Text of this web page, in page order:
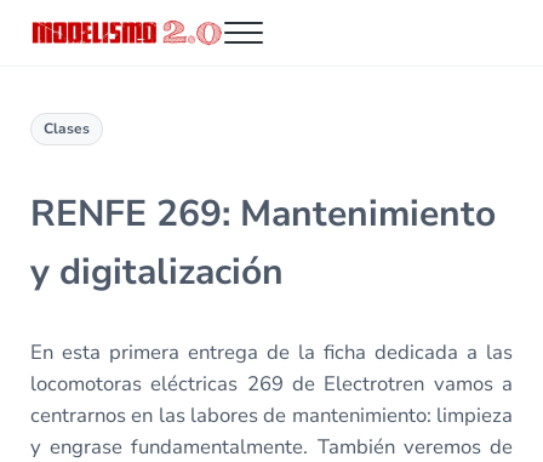
Menu
Clases
RENFE 269: Mantenimiento
y digitalización
En esta primera entrega de la ficha dedicada a las
locomotoras eléctricas 269 de Electrotren vamos a
centrarnos en las labores de mantenimiento: limpieza
y engrase fundamentalmente. También veremos de